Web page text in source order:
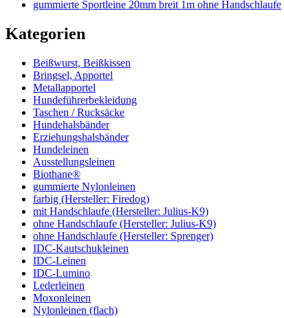
gummierte Sportleine 20mm breit 1m ohne Handschlaufe
Kategorien
Beißwurst, Beißkissen
Bringsel, Apportel
Metallapportel
Hundeführerbekleidung
Taschen / Rucksäcke
Hundehalsbänder
Erziehungshalsbänder
Hundeleinen
Ausstellungsleinen
Biothane®
gummierte Nylonleinen
farbig (Hersteller: Firedog)
mit Handschlaufe (Hersteller: Julius-K9)
ohne Handschlaufe (Hersteller: Julius-K9)
ohne Handschlaufe (Hersteller: Sprenger)
IDC-Kautschukleinen
IDC-Leinen
IDC-Lumino
Lederleinen
Moxonleinen
Nylonleinen (flach)